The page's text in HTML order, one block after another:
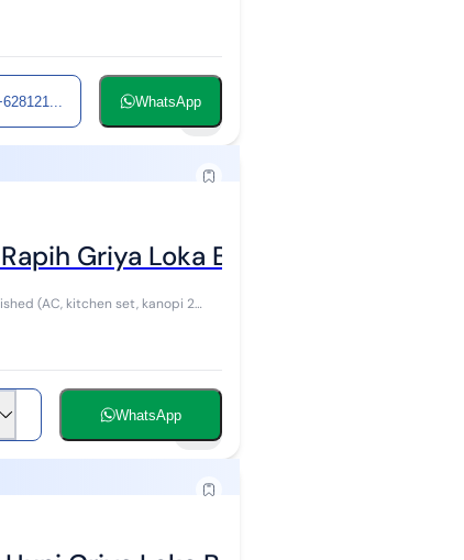
WhatsApp
Griya Loka BSD City
WhatsApp